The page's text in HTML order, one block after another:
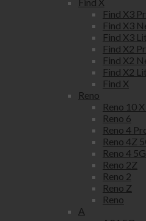
Find X3
Find X3
Find X3
Find X2
Find X2
Find X2
Find X
Reno
Reno 10
Reno 6
Reno 4
Reno 4Z
Reno 4 5G
Reno 2Z
Reno 2
Reno Z
Reno
A